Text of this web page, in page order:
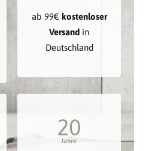
ab 99€ kostenloser
Versand in
Deutschland